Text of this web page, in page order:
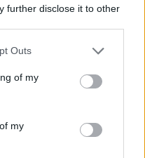
further disclose it to other
one or more Google
You may click to
its third-party tags to
in below Google
Outs
of my
my
δοκιμάσαμε